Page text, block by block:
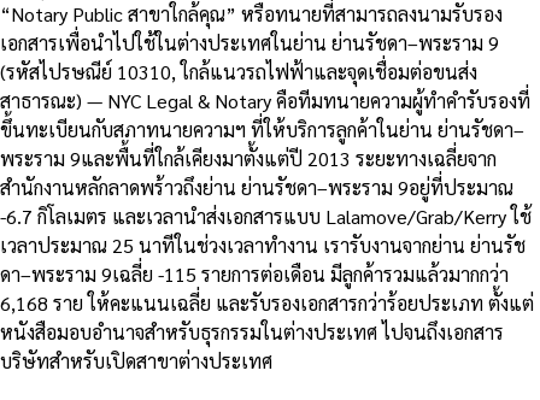
“Notary Public สาขาใกล้คุณ” หรือทนายที่สามารถลงนามรับรอง
เอกสารเพื่อนำไปใช้ในต่างประเทศในย่าน ย่านรัชดา–พระราม 9
(รหัสไปรษณีย์ 10310, ใกล้แนวรถไฟฟ้าและจุดเชื่อมต่อขนส่ง
สาธารณะ) — NYC Legal & Notary คือทีมทนายความผู้ทำคำรับรองที่
ขึ้นทะเบียนกับสภาทนายความฯ ที่ให้บริการลูกค้าในย่าน ย่านรัชดา–
พระราม 9และพื้นที่ใกล้เคียงมาตั้งแต่ปี 2013 ระยะทางเฉลี่ยจาก
สำนักงานหลักลาดพร้าวถึงย่าน ย่านรัชดา–พระราม 9อยู่ที่ประมาณ
-6.7 กิโลเมตร และเวลานำส่งเอกสารแบบ Lalamove/Grab/Kerry ใช้
เวลาประมาณ 25 นาทีในช่วงเวลาทำงาน เรารับงานจากย่าน ย่านรัช
ดา–พระราม 9เฉลี่ย -115 รายการต่อเดือน มีลูกค้ารวมแล้วมากกว่า
6,168 ราย ให้คะแนนเฉลี่ย และรับรองเอกสารกว่าร้อยประเภท ตั้งแต่
หนังสือมอบอำนาจสำหรับธุรกรรมในต่างประเทศ ไปจนถึงเอกสาร
บริษัทสำหรับเปิดสาขาต่างประเทศ